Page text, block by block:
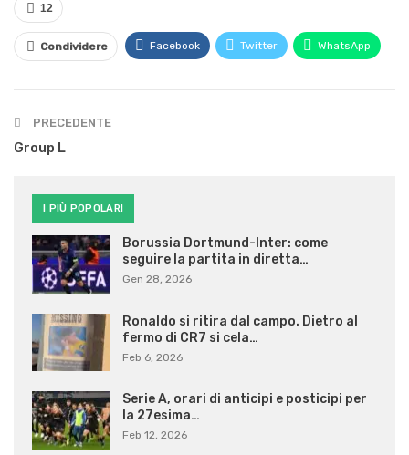
12
Condividere Facebook Twitter WhatsApp
PRECEDENTE
Group L
I PIÙ POPOLARI
Borussia Dortmund-Inter: come
seguire la partita in diretta…
Gen 28, 2026
Ronaldo si ritira dal campo. Dietro al
fermo di CR7 si cela…
Feb 6, 2026
Serie A, orari di anticipi e posticipi per
la 27esima…
Feb 12, 2026